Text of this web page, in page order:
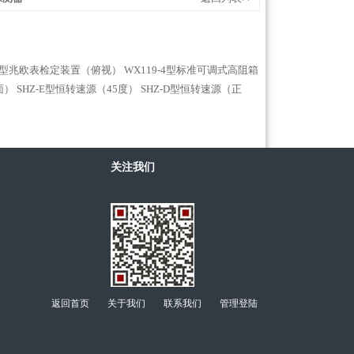
兆欧表检定装置（俯视）
WX119-4型标准可调式高阻箱
SHZ-E型恒转速源（45度）
SHZ-D型恒转速源（正
关注我们
返回首页 关于我们 联系我们 管理登陆